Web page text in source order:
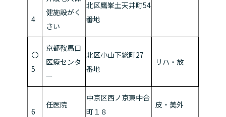
4
健施設がく
さい
北区鷹峯土天井町54
番地
〇
5
京都鞍馬口
医療センタ
ー
北区小山下総町27
番地
リハ・放
6
任医院
中京区西ノ京東中合
町１８
皮・美外